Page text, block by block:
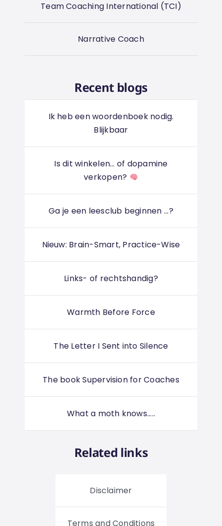
Team Coaching International (TCI)
Narrative Coach
Recent blogs
Ik heb een woordenboek nodig.
Blijkbaar
Is dit winkelen... of dopamine
verkopen?
Ga je een leesclub beginnen ...?
Nieuw: Brain-Smart, Practice-Wise
Links- of rechtshandig?
Warmth Before Force
The Letter I Sent into Silence
The book Supervision for Coaches
What a moth knows.....
Related links
Disclaimer
Terms and Conditions